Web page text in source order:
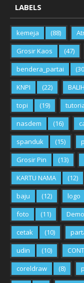
LABELS
kemeja (88)
Grosir Kaos
(47)
bendera_partai
KNPI
(22)
topi
(19)
nasdem
(16)
spanduk
(15)
Grosir Pin
(13)
KARTU NAMA
(12)
baju
(12) logo
foto
(11)
cetak
(10)
udin
(10)
coreldraw
(8)